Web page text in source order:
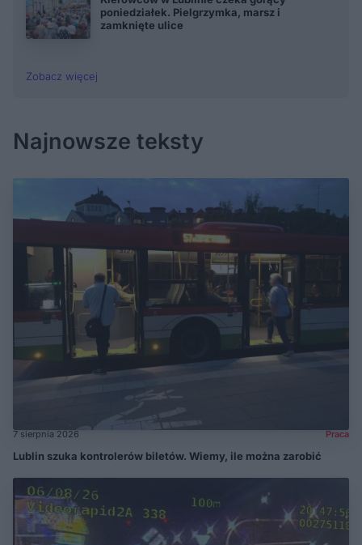
poniedziałek. Pielgrzymka, marsz i
zamknięte ulice
Zobacz więcej
Najnowsze teksty
7 sierpnia 2026 Praca
Lublin szuka kontrolerów biletów. Wiemy, ile można zarobić